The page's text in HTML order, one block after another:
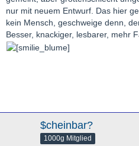
nur mit neuem Entwurf. Das hier
kein Mensch, geschweige denn,
Besser, knackiger, lesbarer, mehr
$cheinbar?
1000g Mitglied